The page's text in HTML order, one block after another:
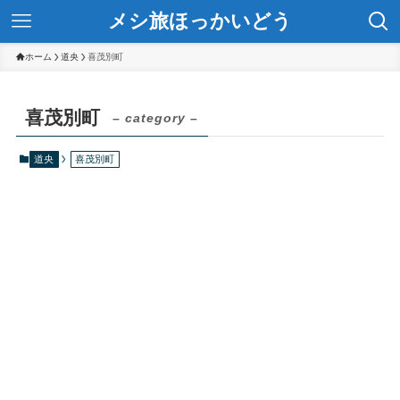
メシ旅ほっかいどう
ホーム 道央 喜茂別町
喜茂別町 – category –
道央 喜茂別町